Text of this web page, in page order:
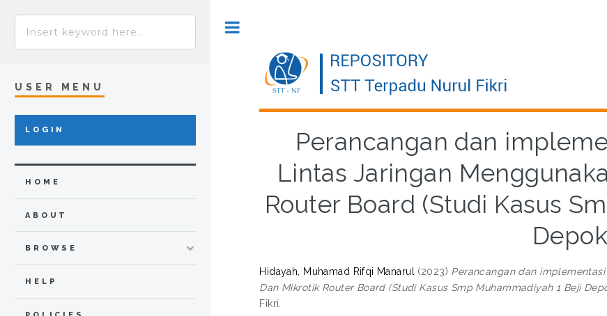
Perancangan dan
Lintas Jaringan
Router Board (Studi Kasus
Hidayah, Muhamad Rifqi Manarul (2023) Perancangan dan
Dan Mikrotik Router Board (Studi Kasus Smp Muhammadiyah 1 Beji
Fikri.
USER MENU
LOGIN
HOME
ABOUT
BROWSE
HELP